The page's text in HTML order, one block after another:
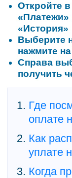
Откройте
«Платежи»
«История»
Выберите
нажмите на
Справа
получить
Где
оплате
Как
уплате
Когда